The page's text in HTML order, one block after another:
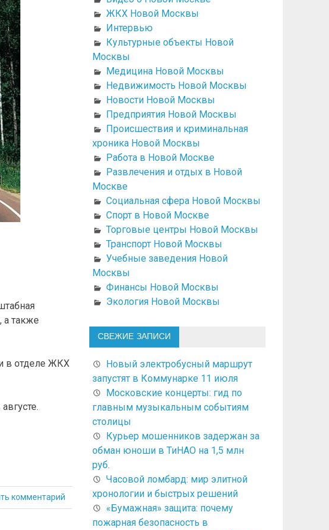
а также
в отделе ЖКХ
комментарий
ЖКХ Новой Москвы
Интервью
Культурные объекты Новой
Москвы
Медицина Новой Москвы
Недвижимость Новой Москвы
Новости Новой Москвы
Предприятия Новой Москвы
Происшествия и криминальная
хроника Новой Москвы
Работа в Новой Москве
Развлечения и отдых в Новой
Москве
Социальная сфера Новой Москвы
Спорт в Новой Москве
Торговые центры Новой Москвы
Транспорт Новой Москвы
Учебные заведения Новой
Москвы
Финансы Новой Москвы
Экология Новой Москвы
СВЕЖИЕ ЗАПИСИ
Новый электробусный маршрут
запустят в Коммунарке 11 июля
Московские концерты: гид по
главным музыкальным событиям
столицы
Курьер мошенников задержан за
обман юноши в ТиНАО на 1,5 млн
руб.
Часовой ломбард: мир элитной
хронологии и быстрых решений
«Бумажная» защита: почему
пожарная безопасность в